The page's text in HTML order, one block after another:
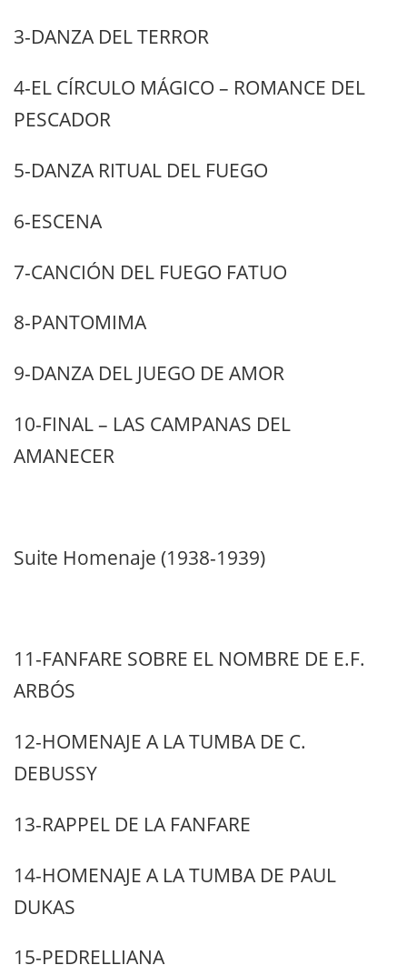
3-DANZA DEL TERROR
4-EL CÍRCULO MÁGICO – ROMANCE DEL
PESCADOR
5-DANZA RITUAL DEL FUEGO
6-ESCENA
7-CANCIÓN DEL FUEGO FATUO
8-PANTOMIMA
9-DANZA DEL JUEGO DE AMOR
10-FINAL – LAS CAMPANAS DEL
AMANECER
Suite Homenaje (1938-1939)
11-FANFARE SOBRE EL NOMBRE DE E.F.
ARBÓS
12-HOMENAJE A LA TUMBA DE C.
DEBUSSY
13-RAPPEL DE LA FANFARE
14-HOMENAJE A LA TUMBA DE PAUL
DUKAS
15-PEDRELLIANA